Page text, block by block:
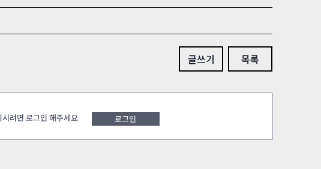
글쓰기 목록
시려면 로그인 해주세요 로그인